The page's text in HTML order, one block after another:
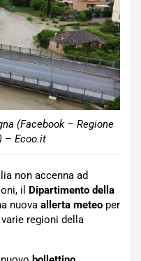
(Facebook – Regione
– Ecoo.it
non accenna ad
il Dipartimento della
nuova allerta meteo per
regioni della